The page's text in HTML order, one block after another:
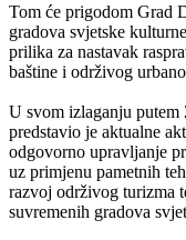
Tom će prigodom Grad
gradova svjetske
prilika za nastavak
baštine i održivog
U svom izlaganju
predstavio je aktualne
odgovorno upravljanje
uz primjenu pametnih
razvoj održivog turizma
suvremenih gradova